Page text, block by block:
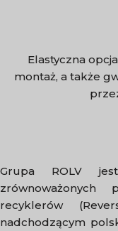
Elastyczna
montaż, a także
Grupa ROLV
zrównoważonych
recyklerów
nadchodzącym